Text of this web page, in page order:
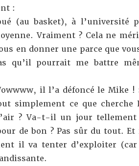
:
(au basket), à l’université
Vraiment ? Cela ne
en donner une parce que
qu’il pourrait me battre
il l’a défoncé le Mike !
simplement ce que cherche
? Va-t-il un jour tellement
de bon ? Pas sûr du tout. Et
il va tenter d’exploiter